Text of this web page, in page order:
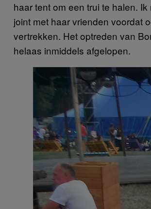
haar tent om een trui te halen. Ik
joint met haar vrienden voordat
vertrekken. Het optreden van
helaas inmiddels afgelopen.